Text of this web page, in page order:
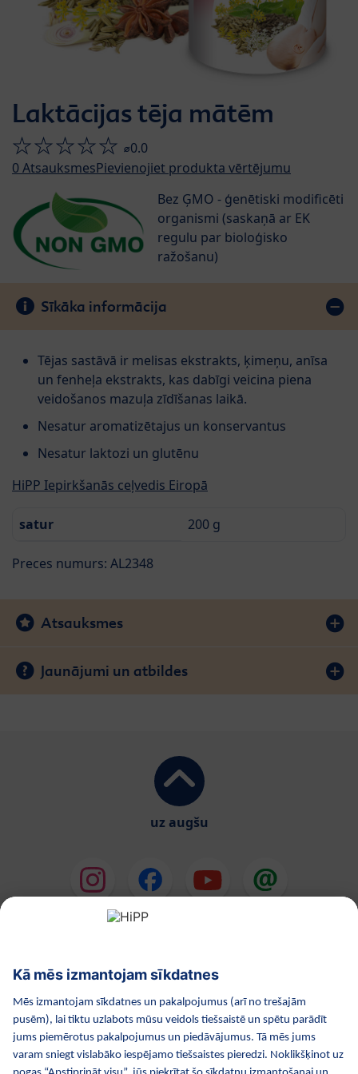
Laktācijas tēja mātēm
⌀0.0
0AtsauksmesPievienojiet produkta vērtējumu
Bez ĢMO - ģenētiski modificēti
organismi (saskaņā ar EK
regulu par bioloģisko
ražošanu)
Sīkāka informācija
Tējas sastāvā ir melisas ekstrakts, ķimeņu, anīsa
un fenheļa ekstrakts, kas dabīgi veicina piena
veidošanos mazuļa zīdīšanas laikā.
Nesatur aromatizētajus un konservantus
Nesatur laktozi un glutēnu
HiPP Iepirkšanās ceļvedis Eiropā
satur 200 g
Preces numurs: AL2348
Atsauksmes
Jaunājumi un atbildes
uz augšu
HiPP Mazuļa ēdināšana
HiPP Kosmētika
HiPP Grūtniecība
Privātuma politika
Lietošanas noteikumi